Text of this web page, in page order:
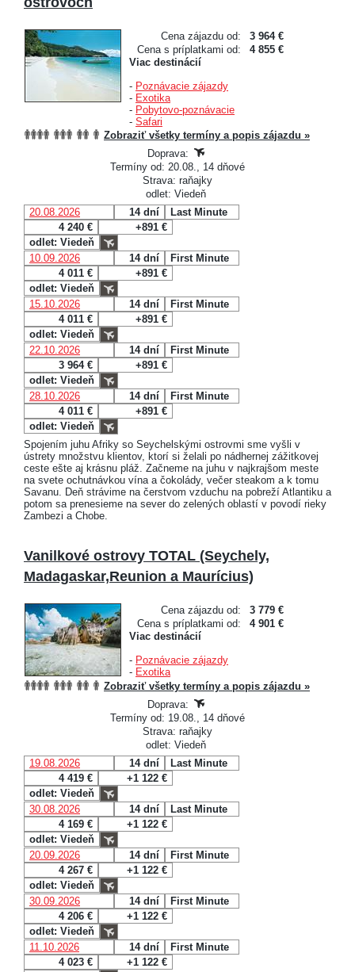
Cena zájazdu od:
3 964 €
Cena s príplatkami od:
4 855 €
Viac destinácií
- Poznávacie zájazdy
- Exotika
- Pobytovo-poznávacie
- Safari
Zobraziť všetky termíny a popis zájazdu »
Doprava:
Termíny od: 20.08., 14 dňové
Strava: raňajky
odlet: Viedeň
20.08.2026
14 dní
Last Minute
4 240 €
+891 €
odlet: Viedeň
10.09.2026
14 dní
First Minute
4 011 €
+891 €
odlet: Viedeň
15.10.2026
14 dní
First Minute
4 011 €
+891 €
odlet: Viedeň
22.10.2026
14 dní
First Minute
3 964 €
+891 €
odlet: Viedeň
28.10.2026
14 dní
First Minute
4 011 €
+891 €
odlet: Viedeň
Spojením juhu Afriky so Seychelskými ostrovmi sme vyšli v
ústrety množstvu klientov, ktorí si želali po nádhernej zážitkovej
ceste ešte aj krásnu pláž. Začneme na juhu v najkrajšom meste
na svete ochutnávkou vína a čokolády, večer steakom a k tomu
Savanu. Deň strávime na čerstvom vzduchu na pobreží Atlantiku a
potom sa prenesieme na sever do zelených oblastí v povodí rieky
Zambezi a Chobe.
Vanilkové ostrovy TOTAL (Seychely,
Madagaskar,Reunion a Maurícius)
Cena zájazdu od:
3 779 €
Cena s príplatkami od:
4 901 €
Viac destinácií
- Poznávacie zájazdy
- Exotika
Zobraziť všetky termíny a popis zájazdu »
Doprava:
Termíny od: 19.08., 14 dňové
Strava: raňajky
odlet: Viedeň
19.08.2026
14 dní
Last Minute
4 419 €
+1 122 €
odlet: Viedeň
30.08.2026
14 dní
Last Minute
4 169 €
+1 122 €
odlet: Viedeň
20.09.2026
14 dní
First Minute
4 267 €
+1 122 €
odlet: Viedeň
30.09.2026
14 dní
First Minute
4 206 €
+1 122 €
odlet: Viedeň
11.10.2026
14 dní
First Minute
4 023 €
+1 122 €